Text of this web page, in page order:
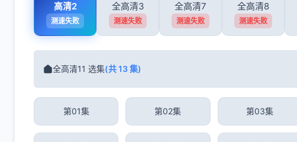
高清2
测速失败
全高清3
测速失败
全高清7
测速失败
全高清8
测速失败
全高清11 选集(共 13 集)
第01集 第02集 第03集